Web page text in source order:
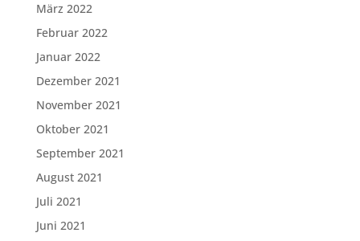
März 2022
Februar 2022
Januar 2022
Dezember 2021
November 2021
Oktober 2021
September 2021
August 2021
Juli 2021
Juni 2021